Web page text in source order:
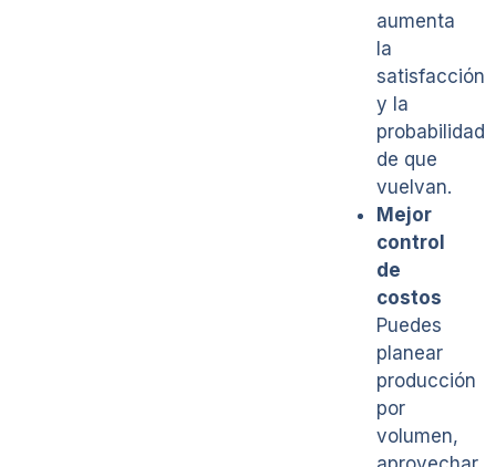
aumenta
la
satisfacción
y la
probabilidad
de que
vuelvan.
Mejor
control
de
costos
Puedes
planear
producción
por
volumen,